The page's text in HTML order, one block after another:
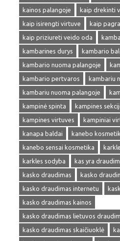
kainos palangoje
kaip drekinti
kaip isirengti virtuve
kaip
kaip priziureti veido oda
kambarines durys
kambario
kambario nuoma palangoje
kambario pertvaros
kambariu
kambariu nuoma palangoje
kampinė spinta
kampines
kampines virtuves
kampiniai
kanapa baldai
kanebo
kanebo sensai kosmetika
karkles sodyba
kas yra
kasko draudimas
kasko
kasko draudimas internetu
kasko draudimas kainos
kasko draudimas lietuvos
kasko draudimas skaičiuoklė